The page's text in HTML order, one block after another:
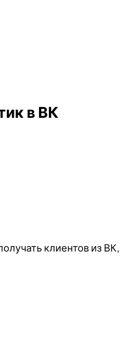
в ВК
клиентов из ВК,